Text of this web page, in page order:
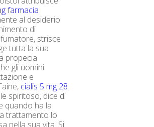
farmacia
al desiderio
di
strisce
tutta la sua
propecia
gli uomini
e
cialis 5 mg 28
spiritoso, dice di
quando ha la
trattamento lo
nella sua vita. Si